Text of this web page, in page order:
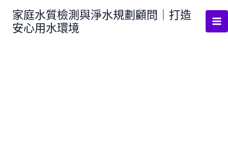
家庭水質檢測與淨水規劃顧問｜打造
安心用水環境